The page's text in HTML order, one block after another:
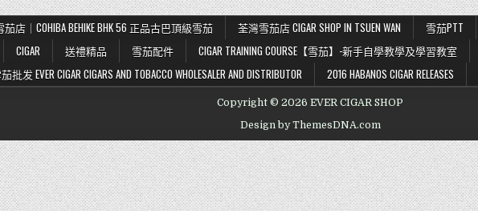
茄店｜COHIBA BEHIKE BHK 56 正品古巴頂級雪茄 荃灣雪茄店 CIGAR SHOP IN TSUEN WAN 雪茄PTT
CIGAR 送禮精品 雪茄配件 CIGAR TRAINING COURSE【雪茄】-新手自學教學及學習教室
发 EVER CIGAR CIGARS AND TOBACCO WHOLESALER AND DISTRIBUTOR
2016 HABANOS CIGAR RELEASES
Copyright © 2026 EVER CIGAR SHOP
Design by ThemesDNA.com